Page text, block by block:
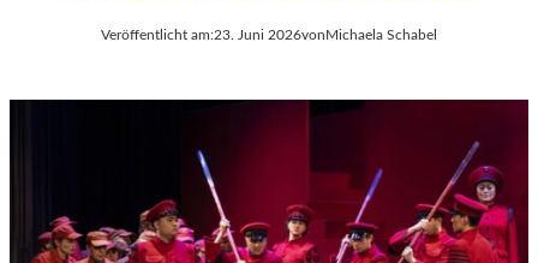
Veröffentlicht am:23. Juni 2026vonMichaela Schabel